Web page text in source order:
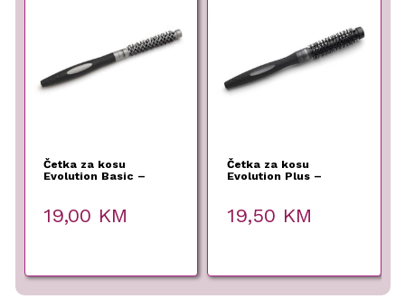
Četka za kosu
Evolution Basic –
19,00 KM
Četka za kosu
Evolution Plus –
19,50 KM